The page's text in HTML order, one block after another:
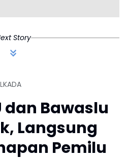
Story
dan Bawaslu
Langsung
Pemilu